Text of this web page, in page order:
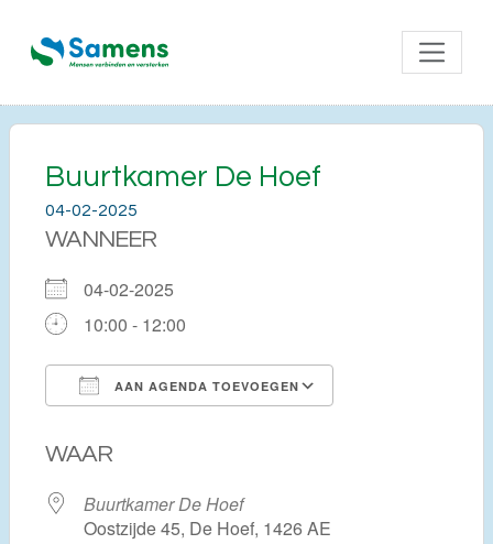
Buurtkamer De Hoef
04-02-2025
WANNEER
04-02-2025
10:00 - 12:00
AAN AGENDA TOEVOEGEN
WAAR
Buurtkamer De Hoef
Oostzijde 45, De Hoef, 1426 AE